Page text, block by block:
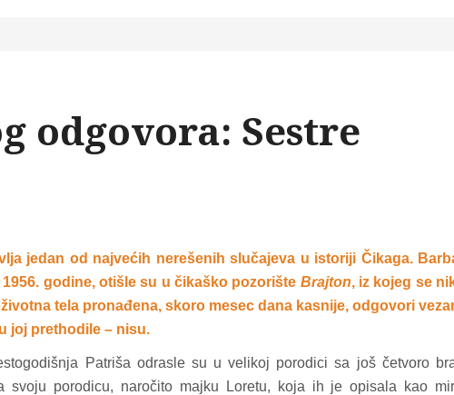
odgovora: Sestre
jedan od najvećih nerešenih slučajeva u istoriji Čikaga.
1956. godine, otišle su u čikaško pozorište Brajton, iz kojeg se
tela pronađena, skoro mesec dana kasnije, odgovori
joj prethodile – nisu.
Patriša odrasle su u velikoj porodici sa još četvoro
svoju porodicu, naročito majku Loretu, koja ih je opisala kao